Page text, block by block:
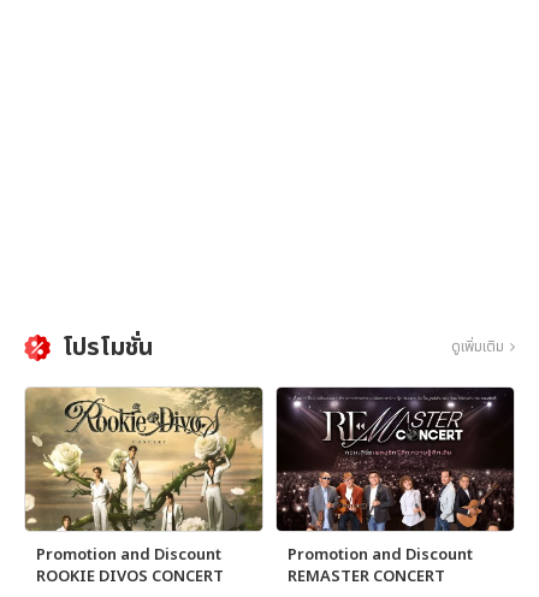
โปรโมชั่น ดูเพิ่มเติม
Promotion and Discount
ROOKIE DIVOS CONCERT
Promotion and Discount
REMASTER CONCERT